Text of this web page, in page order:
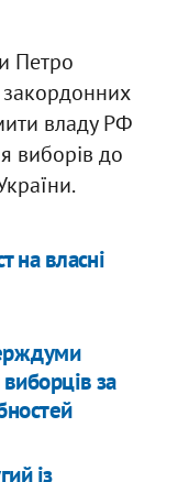
Петро
владу РФ
виборів до
на власні
за
із